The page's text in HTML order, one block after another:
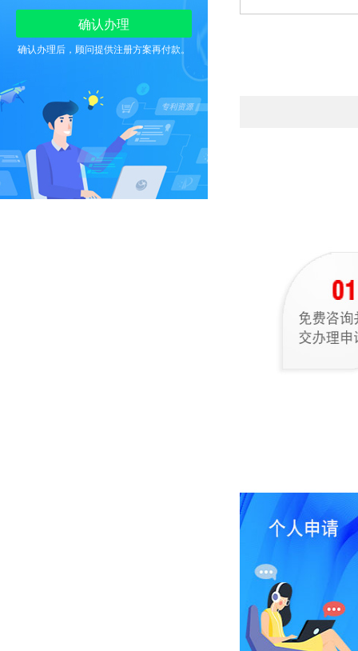
确认办理后，顾问提供注册方案再付款。